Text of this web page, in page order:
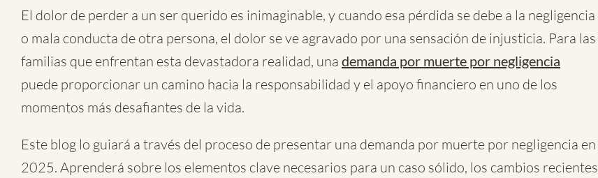
El dolor de perder a un ser querido es inimaginable, y cuando esa pérdida se debe a la negligencia
o mala conducta de otra persona, el dolor se ve agravado por una sensación de injusticia. Para las
familias que enfrentan esta devastadora realidad, una demanda por muerte por negligencia
puede proporcionar un camino hacia la responsabilidad y el apoyo financiero en uno de los
momentos más desafiantes de la vida.
Este blog lo guiará a través del proceso de presentar una demanda por muerte por negligencia en
2025. Aprenderá sobre los elementos clave necesarios para un caso sólido, los cambios recientes